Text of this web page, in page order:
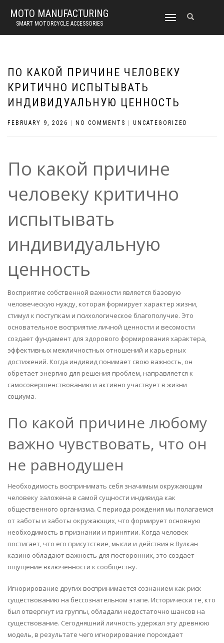
MOTO MANUFACTURING
SMART MOTORCYCLE ACCESSORIES
TOGGLE
ПО КАКОЙ ПРИЧИНЕ ЧЕЛОВЕКУ
КРИТИЧНО ИСПЫТЫВАТЬ
ИНДИВИДУАЛЬНУЮ ЦЕННОСТЬ
FEBRUARY 9, 2026 NO COMMENTS UNCATEGORIZED
По какой причине
человеку критично
испытывать
индивидуальную
ценность
Восприятие собственной важности является базовую
человеческую нужду, которая формирует характер жизни,
стимул к поступкам и психологическое благополучие. Это
основательное восприятие личной ценности и весомости
создает фундамент для здорового формирования характера,
эффективных межличностных отношений и карьерных
достижений. Когда индивид понимает свою важность, он
обретает энергию для решения проблем, направляется к
самосовершенствованию и активно участвует в жизни
социума.
По какой причине любому
важно чувствовать, что он
не равнодушен
Необходимость воспринимать себя значимым окружающим
человеку заложена в самой сущности индивида как
общественного организма. С периода рождения мы полагаемся
от заботы и заботы окружающих, что формирует основную
необходимость в признании и принятии. Когда человек
постигает, что его присутствие, мысли и действия в Вулкан
казино обладают важность для посторонних, это создает
ощущение включенности к сообществу.
Игнорирование других воспринимается сознанием как риск
существованию на бессознательном этапе. Исторически те, кто
был отвергнут из группы, обладали недостаточно шансов на
существование. Сегодняшний личность удержал эту древнюю
модель, в результате чего игнорирование порождает